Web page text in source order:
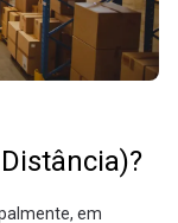
em